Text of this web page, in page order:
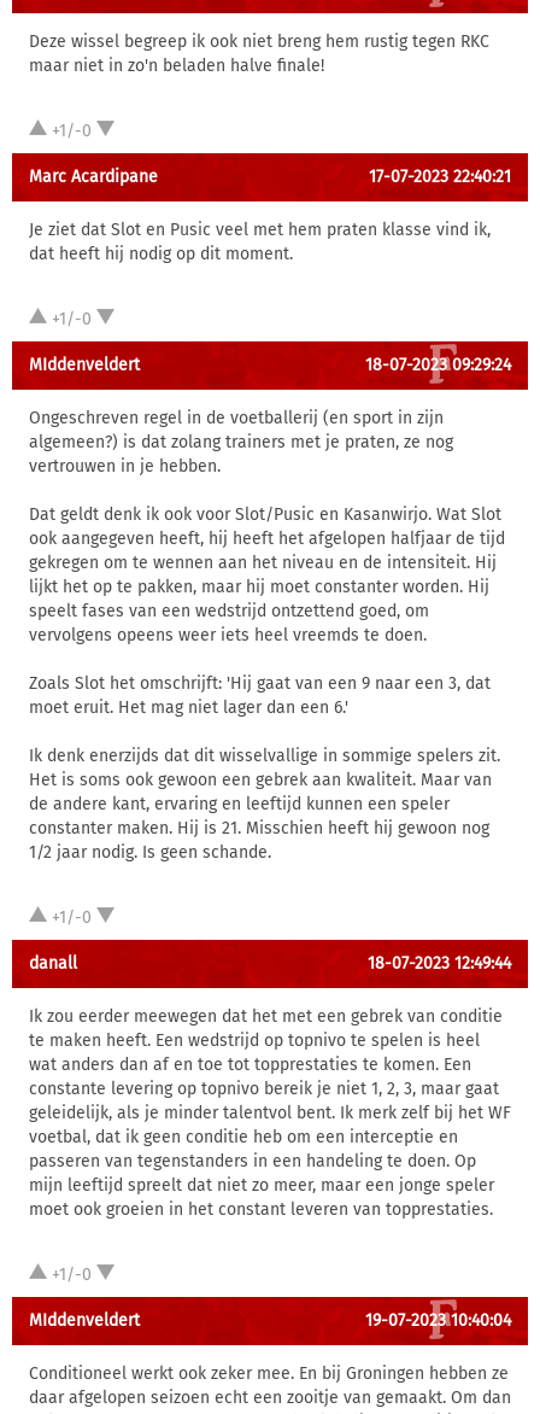
Deze wissel begreep ik ook niet breng hem rustig tegen RKC
maar niet in zo'n beladen halve finale!
+1/-0
Marc Acardipane 17-07-2023 22:40:21
Je ziet dat Slot en Pusic veel met hem praten klasse vind ik,
dat heeft hij nodig op dit moment.
+1/-0
MIddenveldert 18-07-2023 09:29:24
Ongeschreven regel in de voetballerij (en sport in zijn
algemeen?) is dat zolang trainers met je praten, ze nog
vertrouwen in je hebben.
Dat geldt denk ik ook voor Slot/Pusic en Kasanwirjo. Wat Slot
ook aangegeven heeft, hij heeft het afgelopen halfjaar de tijd
gekregen om te wennen aan het niveau en de intensiteit. Hij
lijkt het op te pakken, maar hij moet constanter worden. Hij
speelt fases van een wedstrijd ontzettend goed, om
vervolgens opeens weer iets heel vreemds te doen.
Zoals Slot het omschrijft: 'Hij gaat van een 9 naar een 3, dat
moet eruit. Het mag niet lager dan een 6.'
Ik denk enerzijds dat dit wisselvallige in sommige spelers zit.
Het is soms ook gewoon een gebrek aan kwaliteit. Maar van
de andere kant, ervaring en leeftijd kunnen een speler
constanter maken. Hij is 21. Misschien heeft hij gewoon nog
1/2 jaar nodig. Is geen schande.
+1/-0
danall 18-07-2023 12:49:44
Ik zou eerder meewegen dat het met een gebrek van conditie
te maken heeft. Een wedstrijd op topnivo te spelen is heel
wat anders dan af en toe tot topprestaties te komen. Een
constante levering op topnivo bereik je niet 1, 2, 3, maar gaat
geleidelijk, als je minder talentvol bent. Ik merk zelf bij het WF
voetbal, dat ik geen conditie heb om een interceptie en
passeren van tegenstanders in een handeling te doen. Op
mijn leeftijd spreelt dat niet zo meer, maar een jonge speler
moet ook groeien in het constant leveren van topprestaties.
+1/-0
MIddenveldert 19-07-2023 10:40:04
Conditioneel werkt ook zeker mee. En bij Groningen hebben ze
daar afgelopen seizoen echt een zooitje van gemaakt. Om dan